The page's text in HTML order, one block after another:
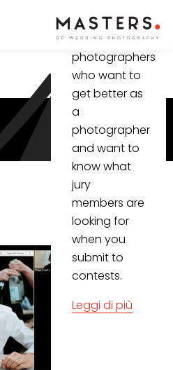
video for all
(wedding)
photographers
who want to
get better as
a
photographer
and want to
know what
jury
members are
looking for
when you
submit to
contests.
Leggi di più